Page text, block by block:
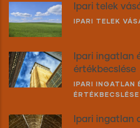
Ipari telek
IPARI TELEK
Ipari ingatlan
értékbecslése
IPARI INGATLAN
ÉRTÉKBECSLÉSE
Ipari ingatlan